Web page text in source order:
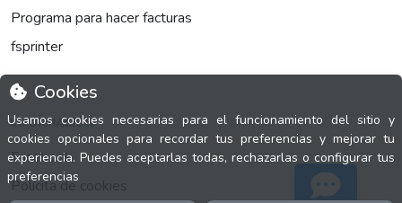
Cookies
Usamos cookies necesarias para el funcionamiento del sitio y
cookies opcionales para recordar tus preferencias y mejorar tu
experiencia. Puedes aceptarlas todas, rechazarlas o configurar tus
preferencias
Programa para hacer facturas
fsprinter
INFORMACIÓN
Facebook
Polícita de cookies